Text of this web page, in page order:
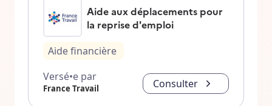
Aide aux déplacements pour
la reprise d'emploi
Aide financière
Versé•e par
France Travail Consulter